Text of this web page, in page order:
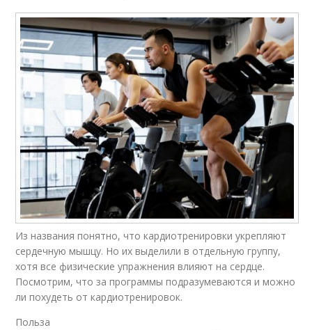
Из названия понятно, что кардиотренировки укрепляют
сердечную мышцу. Но их выделили в отдельную группу,
хотя все физические упражнения влияют на сердце.
Посмотрим, что за программы подразумеваются и можно
ли похудеть от кардиотренировок.
Польза